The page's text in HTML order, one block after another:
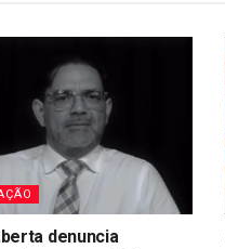
denuncia